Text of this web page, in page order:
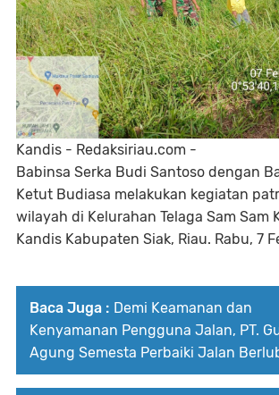
Kandis - Redaksiriau.com -
Babinsa Serka Budi Santoso dengan
Ketut Budiasa melakukan kegiatan
wilayah di Kelurahan Telaga Sam Sam
Kandis Kabupaten Siak, Riau. Rabu, 7
Baca Juga : ‎Demi Keamanan dan
Kenyamanan Pengguna Jalan, PT.
Agung Semesta Perbaiki Jalan